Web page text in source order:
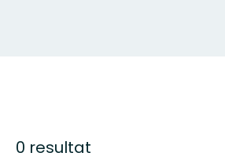
0 resultat